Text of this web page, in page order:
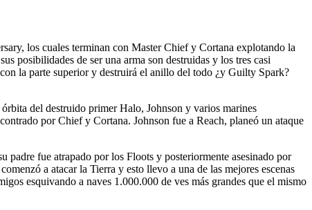
los cuales terminan con Master Chief y Cortana explotando la
posibilidades de ser una arma son destruidas y los tres casi
la parte superior y destruirá el anillo del todo ¿y Guilty Spark?
del destruido primer Halo, Johnson y varios marines
por Chief y Cortana. Johnson fue a Reach, planeó un ataque
fue atrapado por los Floots y posteriormente asesinado por
a atacar la Tierra y esto llevo a una de las mejores escenas
esquivando a naves 1.000.000 de ves más grandes que el mismo